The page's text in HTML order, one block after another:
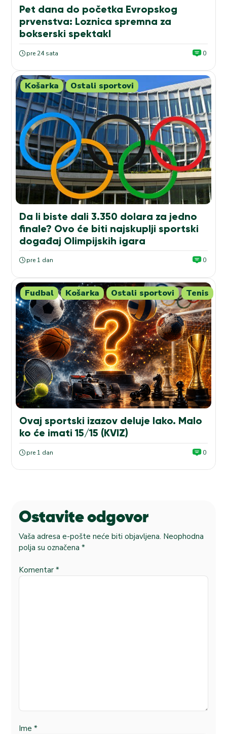
Pet dana do početka Evropskog
prvenstva: Loznica spremna za
bokserski spektakl
pre 24 sata 0
Košarka Ostali sportovi
Da li biste dali 3.350 dolara za jedno
finale? Ovo će biti najskuplji sportski
događaj Olimpijskih igara
pre 1 dan 0
Fudbal Košarka Ostali sportovi Tenis
Ovaj sportski izazov deluje lako. Malo
ko će imati 15/15 (KVIZ)
pre 1 dan 0
Ostavite odgovor
Vaša adresa e-pošte neće biti objavljena. Neophodna
polja su označena *
Komentar *
Ime *